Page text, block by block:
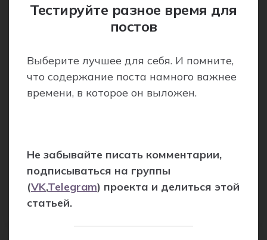
Тестируйте разное время для
постов
Выберите лучшее для себя. И помните,
что содержание поста намного важнее
времени, в которое он выложен.
Не забывайте писать комментарии,
подписываться на группы
(VK,Telegram) проекта и делиться этой
статьей.